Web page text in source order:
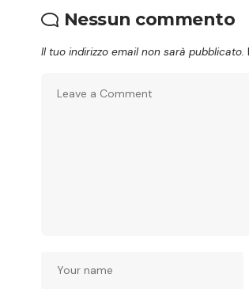
Nessun commento
Il tuo indirizzo email non sarà pubblicato.